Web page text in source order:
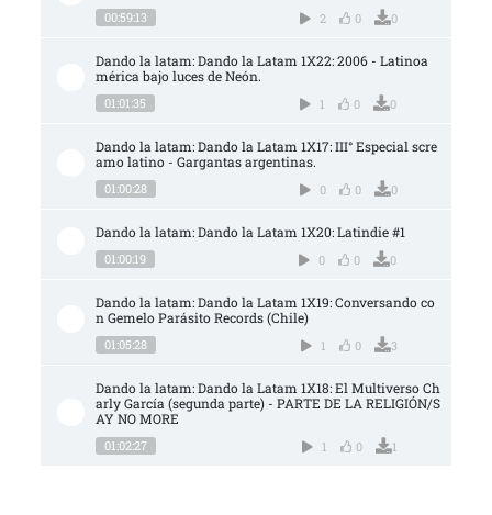
00:59:13 2 0 0
Dando la latam: Dando la Latam 1X22: 2006 - Latinoa
mérica bajo luces de Neón.
01:01:35 1 0 0
Dando la latam: Dando la Latam 1X17: III° Especial scre
amo latino - Gargantas argentinas.
01:00:28 0 0 0
Dando la latam: Dando la Latam 1X20: Latindie #1
01:00:19 0 0 0
Dando la latam: Dando la Latam 1X19: Conversando co
n Gemelo Parásito Records (Chile)
01:05:28 1 0 3
Dando la latam: Dando la Latam 1X18: El Multiverso Ch
arly García (segunda parte) - PARTE DE LA RELIGIÓN/S
AY NO MORE
01:02:27 1 0 1